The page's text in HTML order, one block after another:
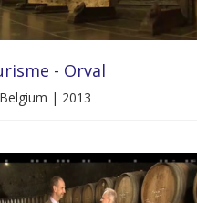
- Orval
| 2013